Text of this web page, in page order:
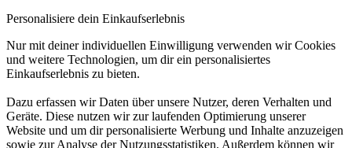
Personalisiere dein Einkaufserlebnis
Nur mit deiner individuellen Einwilligung verwenden wir Cookies
und weitere Technologien, um dir ein personalisiertes
Einkaufserlebnis zu bieten.
Dazu erfassen wir Daten über unsere Nutzer, deren Verhalten und
Geräte. Diese nutzen wir zur laufenden Optimierung unserer
Website und um dir personalisierte Werbung und Inhalte anzuzeigen
sowie zur Analyse der Nutzungsstatistiken. Außerdem können wir